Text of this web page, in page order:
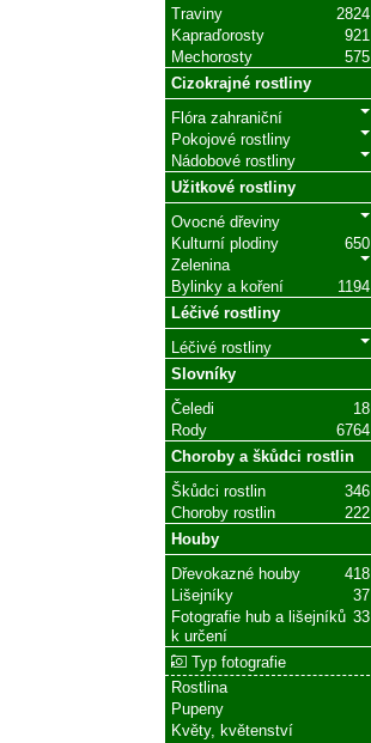
2824
Traviny
921
Kapraďorosty
575
Mechorosty
Cizokrajné rostliny
Flóra zahraniční
Pokojové rostliny
Nádobové rostliny
Užitkové rostliny
Ovocné dřeviny
650
Kulturní plodiny
Zelenina
1194
Bylinky a koření
Léčivé rostliny
Léčivé rostliny
Slovníky
18
Čeledi
6764
Rody
Choroby a škůdci rostlin
346
Škůdci rostlin
222
Choroby rostlin
Houby
418
Dřevokazné houby
37
Lišejníky
33
Fotografie hub a lišejníků
k určení
Typ fotografie
Rostlina
Pupeny
Květy, květenství